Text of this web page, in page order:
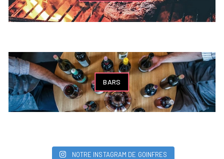
BARS
NOTRE INSTAGRAM DE GOINFRES